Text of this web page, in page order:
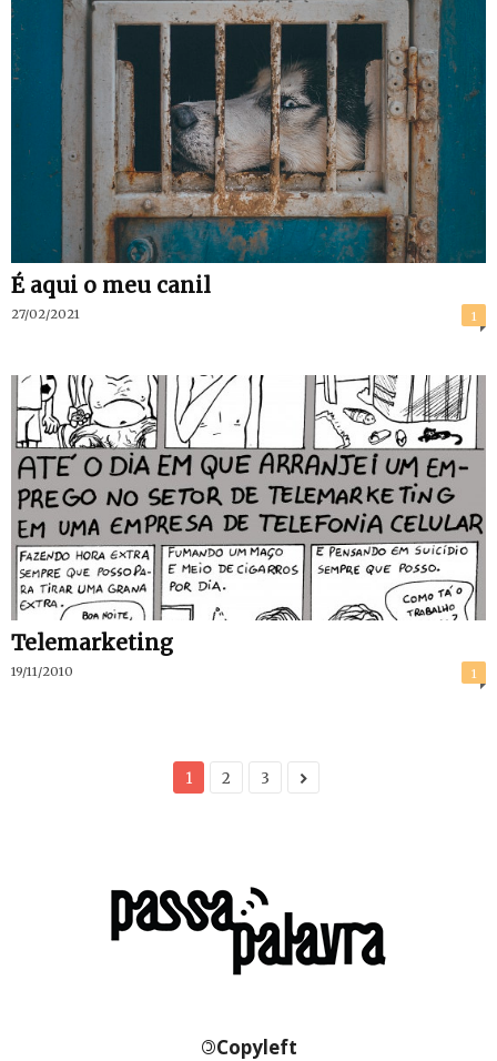
É aqui o meu canil
27/02/2021 1
Telemarketing
19/11/2010 1
1 2 3
©Copyleft